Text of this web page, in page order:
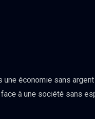
une économie sans
à une société sans